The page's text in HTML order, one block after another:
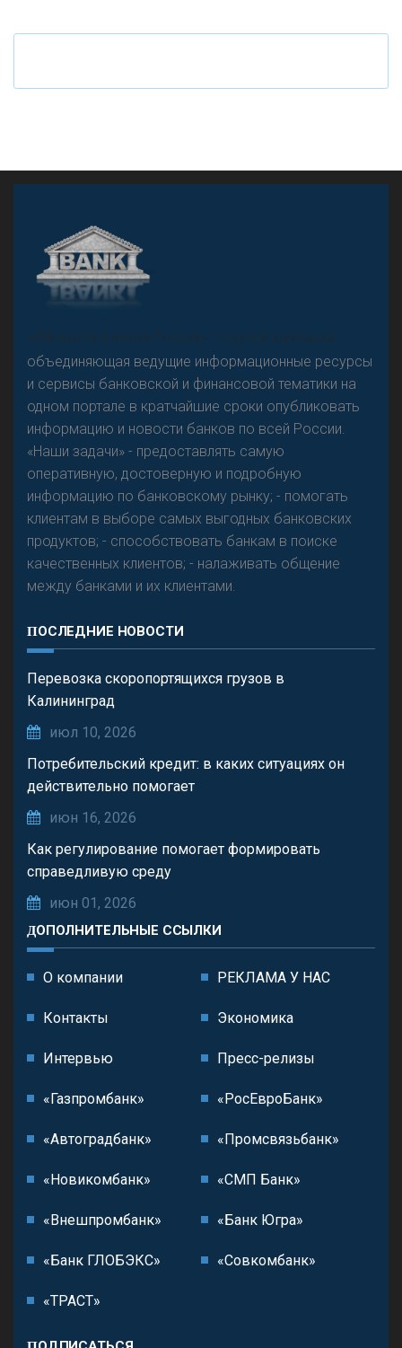
Резкого разворота на рынке автокредитов не
предвидится - «Интервью»
Что будет с наличными деньгами при цифровом
«Н
овости Банков России» – группа компаний,
объединяющая ведущие информационные ресурсы
и сервисы банковской и финансовой тематики на
одном портале в кратчайшие сроки опубликовать
информацию и новости банков по всей России.
«Наши задачи» - предоставлять самую
оперативную, достоверную и подробную
информацию по банковскому рынку; - помогать
клиентам в выборе самых выгодных банковских
продуктов; - способствовать банкам в поиске
качественных клиентов; - налаживать общение
между банками и их клиентами.
ПОСЛЕДНИЕ НОВОСТИ
Перевозка скоропортящихся грузов в
Калининград
июл 10, 2026
Потребительский кредит: в каких ситуациях он
действительно помогает
июн 16, 2026
Как регулирование помогает формировать
справедливую среду
июн 01, 2026
ДОПОЛНИТЕЛЬНЫЕ ССЫЛКИ
О компании РЕКЛАМА У НАС
Контакты Экономика
Интервью Пресс-релизы
«Газпромбанк» «РосЕвроБанк»
«Автоградбанк» «Промсвязьбанк»
«Новикомбанк» «СМП Банк»
«Внешпромбанк» «Банк Югра»
«Банк ГЛОБЭКС» «Совкомбанк»
«ТРАСТ»